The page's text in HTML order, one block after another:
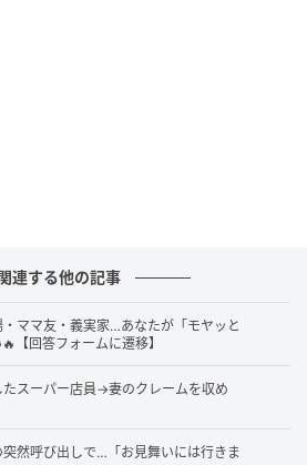
り好きではないと話していたナ
なく食べてみることに。しか
美味しさに驚き、「うまい、う
けます。その様子を見たりいな
していました。
連する他の記事
・ママ友・義実家…あなたが「モヤッと
【回答フォームに遷移】
スーパー店員→妻のクレームを収め
然呼び出しで…「お見舞いには行きま